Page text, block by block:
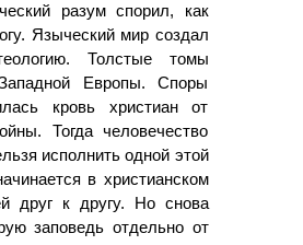
разум спорил, как
Языческий мир создал
Толстые томы
Европы. Споры
кровь христиан от
Тогда человечество
исполнить одной этой
в христианском
друг к другу. Но снова
заповедь отдельно от